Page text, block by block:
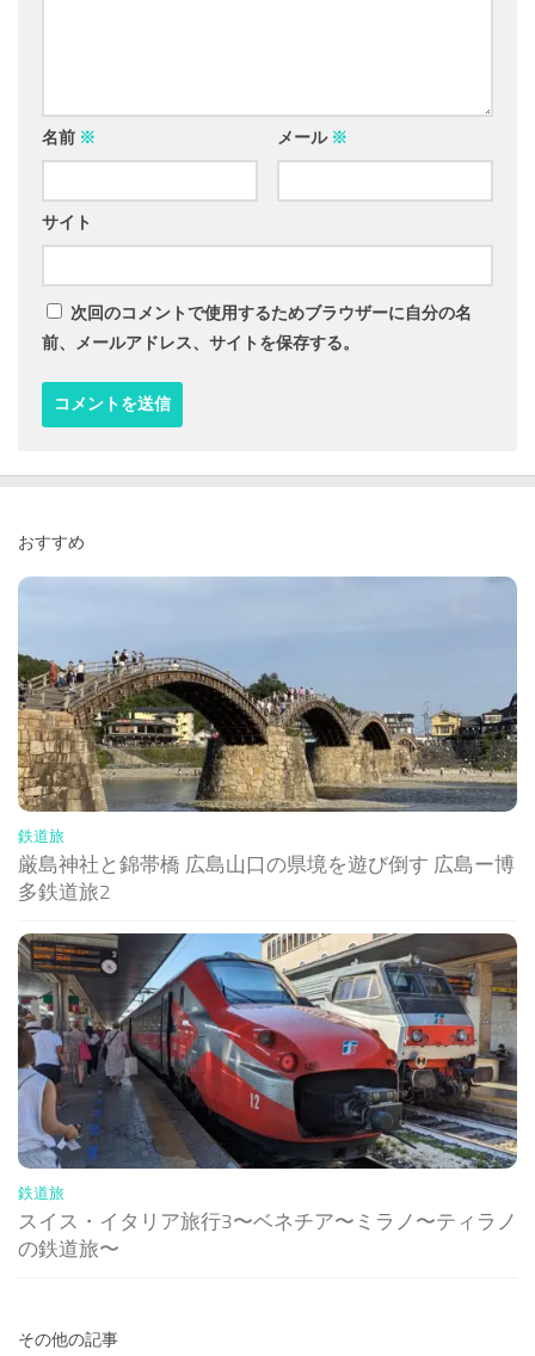
名前 ※ メール ※
サイト
次回のコメントで使用するためブラウザーに自分の名
前、メールアドレス、サイトを保存する。
おすすめ
鉄道旅
厳島神社と錦帯橋 広島山口の県境を遊び倒す 広島ー博
多鉄道旅2
鉄道旅
スイス・イタリア旅行3〜ベネチア〜ミラノ〜ティラノ
の鉄道旅〜
その他の記事